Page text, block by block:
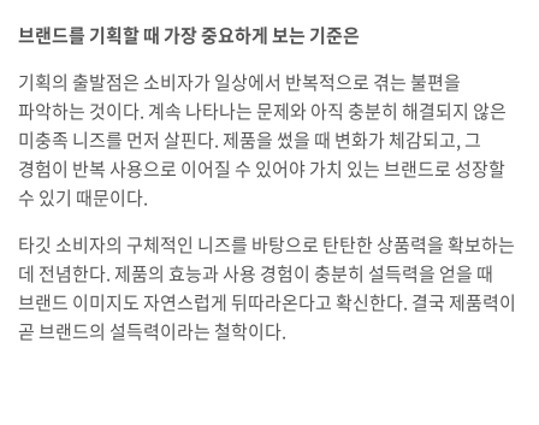
브랜드를 기획할 때 가장 중요하게 보는 기준은
기획의 출발점은 소비자가 일상에서 반복적으로 겪는 불편을
파악하는 것이다. 계속 나타나는 문제와 아직 충분히 해결되지 않은
미충족 니즈를 먼저 살핀다. 제품을 썼을 때 변화가 체감되고, 그
경험이 반복 사용으로 이어질 수 있어야 가치 있는 브랜드로 성장할
수 있기 때문이다.
타깃 소비자의 구체적인 니즈를 바탕으로 탄탄한 상품력을 확보하는
데 전념한다. 제품의 효능과 사용 경험이 충분히 설득력을 얻을 때
브랜드 이미지도 자연스럽게 뒤따라온다고 확신한다. 결국 제품력이
곧 브랜드의 설득력이라는 철학이다.